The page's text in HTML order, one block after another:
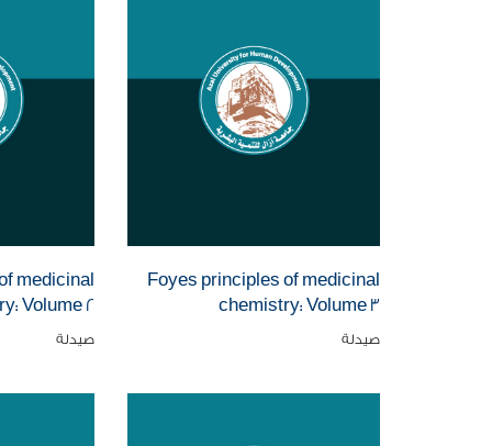
Foyes principles of medicinal
chemistry: Volume 3
صيدلة
medicinal
Volume 2
صيدلة